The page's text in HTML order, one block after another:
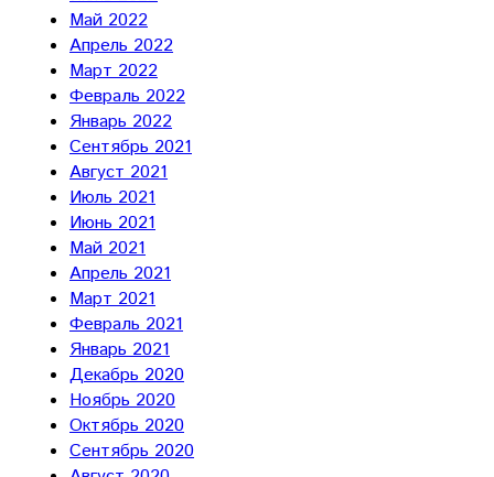
Май 2022
Апрель 2022
Март 2022
Февраль 2022
Январь 2022
Сентябрь 2021
Август 2021
Июль 2021
Июнь 2021
Май 2021
Апрель 2021
Март 2021
Февраль 2021
Январь 2021
Декабрь 2020
Ноябрь 2020
Октябрь 2020
Сентябрь 2020